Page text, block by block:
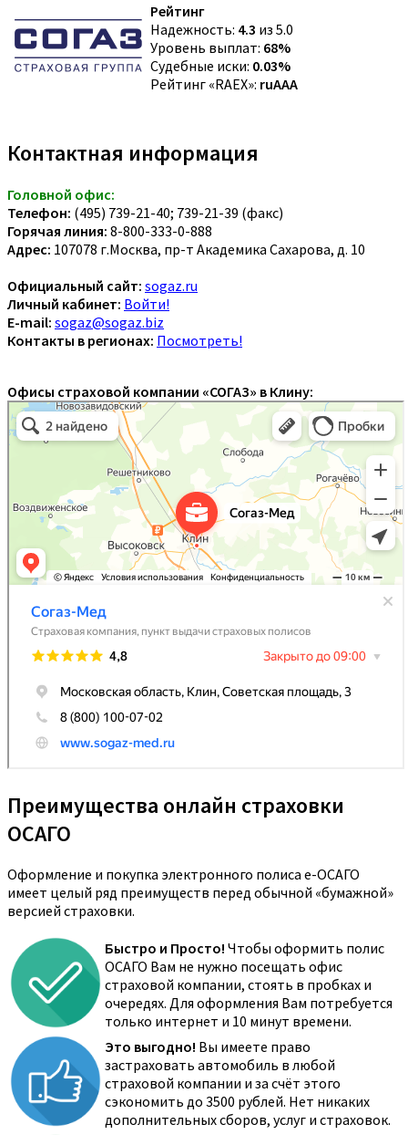
Рейтинг
Надежность: 4.3 из 5.0
Уровень выплат: 68%
Судебные иски: 0.03%
Рейтинг «RAEX»: ruAAA
Контактная информация
Головной офис:
Телефон: (495) 739-21-40; 739-21-39 (факс)
Горячая линия: 8-800-333-0-888
Адрес: 107078 г.Москва, пр-т Академика Сахарова, д. 10
Официальный сайт: sogaz.ru
Личный кабинет: Войти!
E-mail: sogaz@sogaz.biz
Контакты в регионах: Посмотреть!
Офисы страховой компании «СОГАЗ» в Клину:
Преимущества онлайн страховки
ОСАГО
Оформление и покупка электронного полиса е-ОСАГО
имеет целый ряд преимуществ перед обычной «бумажной»
версией страховки.
Быстро и Просто! Чтобы оформить полис
ОСАГО Вам не нужно посещать офис
страховой компании, стоять в пробках и
очередях. Для оформления Вам потребуется
только интернет и 10 минут времени.
Это выгодно! Вы имеете право
застраховать автомобиль в любой
страховой компании и за счёт этого
сэкономить до 3500 рублей. Нет никаких
дополнительных сборов, услуг и страховок.